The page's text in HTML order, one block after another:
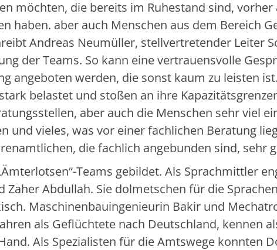
möchten, die bereits im Ruhestand sind, vorher
haben. aber auch Menschen aus dem Bereich
Andreas Neumüller, stellvertretender Leiter
der Teams. So kann eine vertrauensvolle
angeboten werden, die sonst kaum zu leisten
belastet und stoßen an ihre
aber auch die Menschen sehr viel
und vieles, was vor einer fachlichen Beratung
die fachlich angebunden sind, sehr
Teams gebildet. Als Sprachmittler
Zaher Abdullah. Sie dolmetschen für die
Maschinenbauingenieurin Bakir und
als Geflüchtete nach Deutschland, kennen
Als Spezialisten für die Amtswege konnten